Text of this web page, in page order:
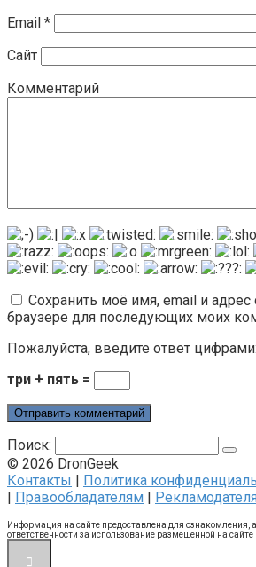
Email *
Сайт
Комментарий
Сохранить моё имя, email и адрес
браузере для последующих моих
Пожалуйста, введите ответ цифрами:
три + пять =
Поиск:
© 2026 DronGeek
Контакты | Политика
| Правообладателям |
Информация на сайте предоставлена для ознакомления,
ответственности за использование размещенной на